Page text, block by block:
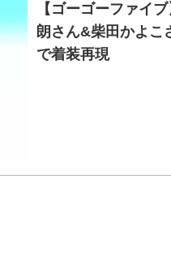
【ゴーゴーファイ
朗さん&柴田かよこ
で着装再現